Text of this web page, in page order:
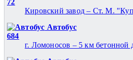
72
Кировский завод – Ст. М.
Автобус
684
г. Ломоносов – 5 км бетонной